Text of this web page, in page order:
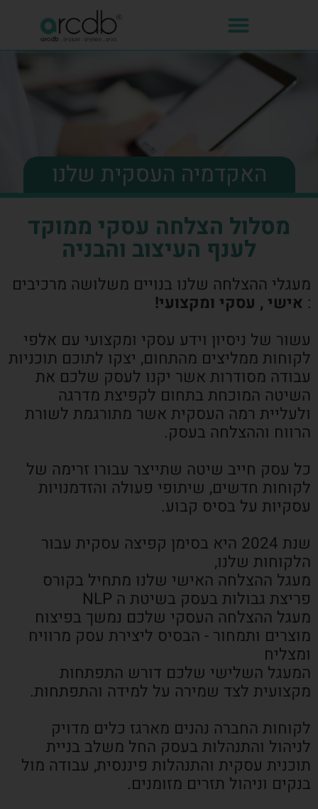
האקדמיה העסקית שלנו
מסלול הצלחה עסקי ממוקד
לענף העיצוב והבניה
מעגלי ההצלחה שלנו בנויים משלושה מרכיבים
: אישי , עסקי ומקצועי!
עשור של ניסיון וידע עסקי ומקצועי עם אלפי
לקוחות ממליצים מהתחום, יצקו לתוכם תוכניות
עבודה מסודרות אשר יקנו לעסק שלכם את
השיטה המוכחת בתחום לקפיצת מדרגה
ולעליית רמה העסקית אשר מתורגמת לשורת
הרווח וההצלחה בעסק.
כל עסק חייב שיטה שתייצר עבורו זרימה של
לקוחות חדשים, שיתופי פעולה והזדמנויות
עסקיות על בסיס קבוע.
שנת 2024 היא בסימן קפיצה עסקית עבור
הלקוחות שלנו,
מעגל ההצלחה האישי שלנו מתחיל בקורס
פריצת גבולות בעסק בשיטת ה NLP
מעגל ההצלחה העסקי שלכם נמשך בפיצוח
מוצרים ותמחור - הבסיס ליצירת עסק מרוויח
ומצליח
המעגל השלישי שלכם דורש התפתחות
מקצועית לצד שמירה על למידה והתפתחות.
לקוחות החברה נהנים מארגז כלים מדויק
לניהול והתנהלות בעסק החל משלב בניית
תוכנית עסקית והתנהלות פיננסית, עבודה מול
בנקים וניהול תזרים מזומנים.